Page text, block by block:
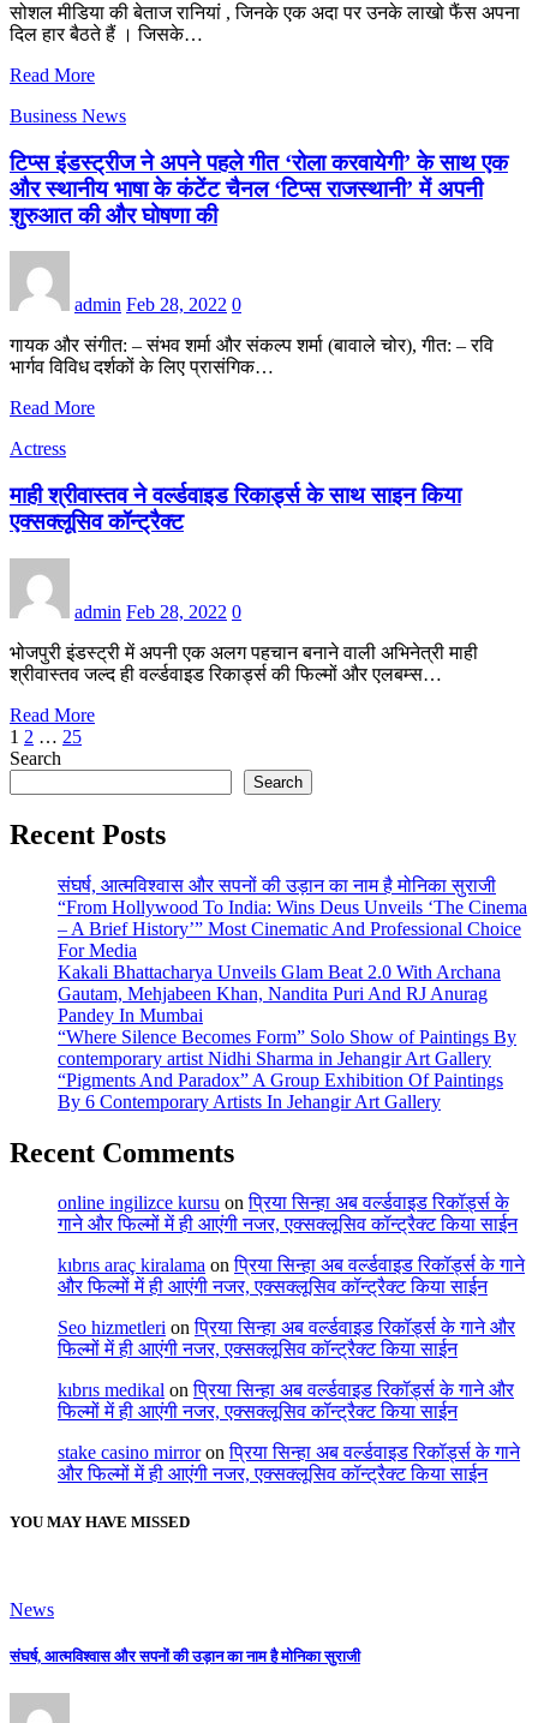
सोशल मीडिया की बेताज रानियां , जिनके एक अदा पर उनके लाखो फैंस अपना
दिल हार बैठते हैं । जिसके…
Read More
Business News
टिप्स इंडस्ट्रीज ने अपने पहले गीत ‘रोला करवायेगी’ के साथ एक
और स्थानीय भाषा के कंटेंट चैनल ‘टिप्स राजस्थानी’ में अपनी
शुरुआत की और घोषणा की
admin Feb 28, 2022 0
गायक और संगीत: – संभव शर्मा और संकल्प शर्मा (बावाले चोर), गीत: – रवि
भार्गव विविध दर्शकों के लिए प्रासंगिक…
Read More
Actress
माही श्रीवास्तव ने वर्ल्डवाइड रिकार्ड्स के साथ साइन किया
एक्सक्लूसिव कॉन्ट्रैक्ट
admin Feb 28, 2022 0
भोजपुरी इंडस्ट्री में अपनी एक अलग पहचान बनाने वाली अभिनेत्री माही
श्रीवास्तव जल्द ही वर्ल्डवाइड रिकार्ड्स की फिल्मों और एलबम्स…
Read More
Posts
pagination
1 2 … 25
Search
Search
Recent Posts
संघर्ष, आत्मविश्वास और सपनों की उड़ान का नाम है मोनिका सुराजी
“From Hollywood To India: Wins Deus Unveils ‘The Cinema
– A Brief History’” Most Cinematic And Professional Choice
For Media
Kakali Bhattacharya Unveils Glam Beat 2.0 With Archana
Gautam, Mehjabeen Khan, Nandita Puri And RJ Anurag
Pandey In Mumbai
“Where Silence Becomes Form” Solo Show of Paintings By
contemporary artist Nidhi Sharma in Jehangir Art Gallery
“Pigments And Paradox” A Group Exhibition Of Paintings
By 6 Contemporary Artists In Jehangir Art Gallery
Recent Comments
online ingilizce kursu onप्रिया सिन्हा अब वर्ल्डवाइड रिकॉर्ड्स के
गाने और फिल्मों में ही आएंगी नजर, एक्सक्लूसिव कॉन्ट्रैक्ट किया साईन
kıbrıs araç kiralama onप्रिया सिन्हा अब वर्ल्डवाइड रिकॉर्ड्स के गाने
और फिल्मों में ही आएंगी नजर, एक्सक्लूसिव कॉन्ट्रैक्ट किया साईन
Seo hizmetleri onप्रिया सिन्हा अब वर्ल्डवाइड रिकॉर्ड्स के गाने और
फिल्मों में ही आएंगी नजर, एक्सक्लूसिव कॉन्ट्रैक्ट किया साईन
kıbrıs medikal onप्रिया सिन्हा अब वर्ल्डवाइड रिकॉर्ड्स के गाने और
फिल्मों में ही आएंगी नजर, एक्सक्लूसिव कॉन्ट्रैक्ट किया साईन
stake casino mirroronप्रिया सिन्हा अब वर्ल्डवाइड रिकॉर्ड्स के गाने
और फिल्मों में ही आएंगी नजर, एक्सक्लूसिव कॉन्ट्रैक्ट किया साईन
YOU MAY HAVE MISSED
News
संघर्ष, आत्मविश्वास और सपनों की उड़ान का नाम है मोनिका सुराजी